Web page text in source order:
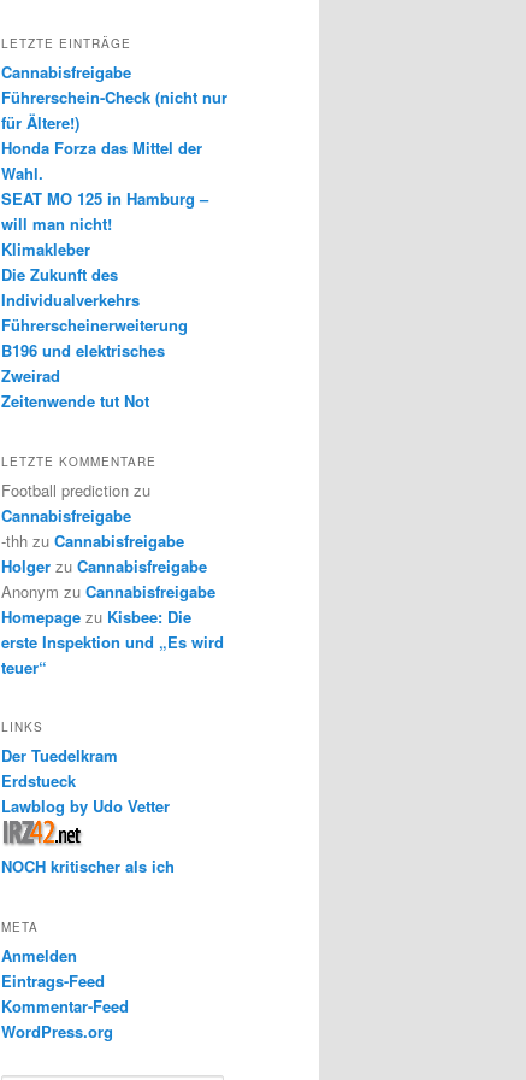
LETZTE EINTRÄGE
Cannabisfreigabe
Führerschein-Check (nicht nur
für Ältere!)
Honda Forza das Mittel der
Wahl.
SEAT MO 125 in Hamburg –
will man nicht!
Klimakleber
Die Zukunft des
Individualverkehrs
Führerscheinerweiterung
B196 und elektrisches
Zweirad
Zeitenwende tut Not
LETZTE KOMMENTARE
Football prediction zu
Cannabisfreigabe
-thh zu Cannabisfreigabe
Holger zu Cannabisfreigabe
Anonym zu Cannabisfreigabe
Homepage zu Kisbee: Die
erste Inspektion und „Es wird
teuer“
LINKS
Der Tuedelkram
Erdstueck
Lawblog by Udo Vetter
NOCH kritischer als ich
META
Anmelden
Eintrags-Feed
Kommentar-Feed
WordPress.org